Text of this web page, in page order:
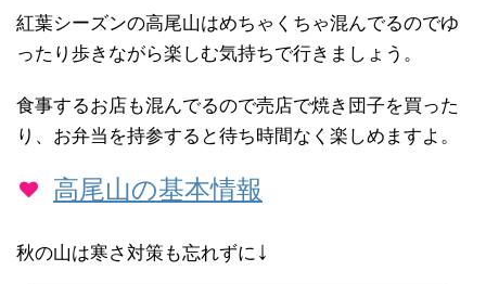
紅葉シーズンの高尾山はめちゃくちゃ混んでるのでゆ
ったり歩きながら楽しむ気持ちで行きましょう。
食事するお店も混んでるので売店で焼き団子を買った
り、お弁当を持参すると待ち時間なく楽しめますよ。
高尾山の基本情報
秋の山は寒さ対策も忘れずに ↓